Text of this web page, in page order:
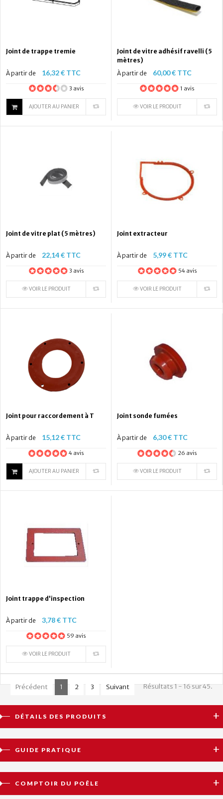
DÉTAILS DES PRODUITS
GUIDE PRATIQUE
COMPTOIR DU POÊLE
Joint de trappe tremie
À partir de 16,32 € TTC
3 avis
AJOUTER AU PANIER
Joint de vitre adhésif ravelli (5
mètres)
À partir de
60,00 € TTC
1 avis
VOIR LE PRODUIT
Joint de vitre plat (5 mètres)
À partir de 22,14 € TTC
3 avis
VOIR LE PRODUIT
Joint extracteur
À partir de 5,99 € TTC
54 avis
VOIR LE PRODUIT
Joint pour raccordement à T
À partir de 15,12 € TTC
4 avis
AJOUTER AU PANIER
Joint sonde fumées
À partir de 6,30 € TTC
26 avis
VOIR LE PRODUIT
Joint trappe d'inspection
À partir de 3,78 € TTC
59 avis
VOIR LE PRODUIT
Résultats 1 - 16 sur 45.
Précédent 1 2 3 Suivant